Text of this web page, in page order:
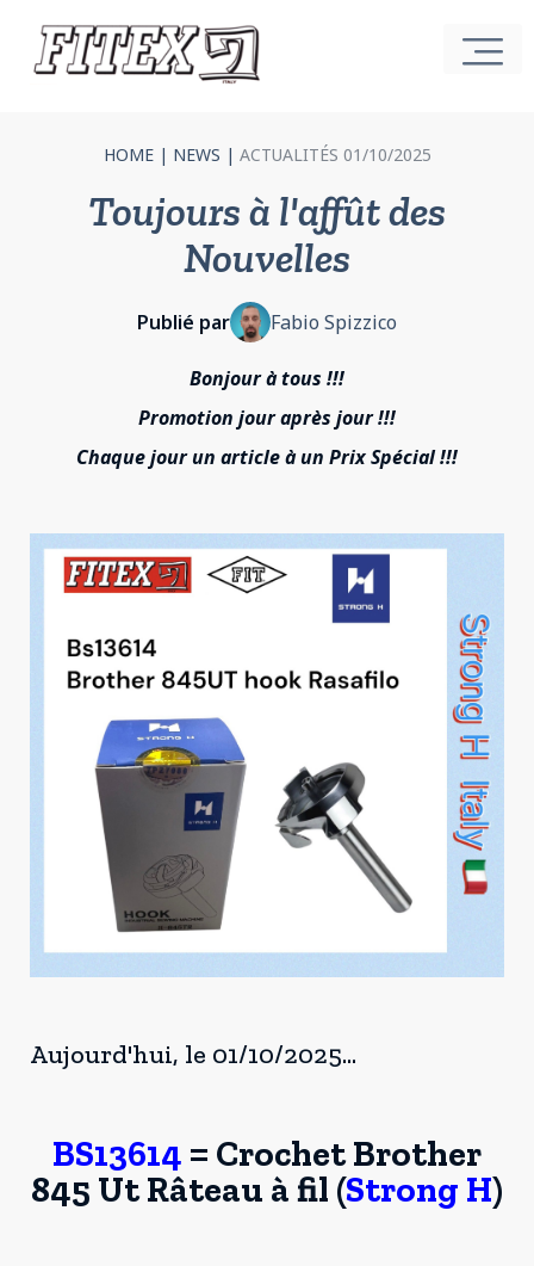
HOME| NEWS | ACTUALITÉS 01/10/2025
Toujours à l'affût des
Nouvelles
Publié par Fabio Spizzico
Bonjour à tous !!!
Promotion jour après jour !!!
Chaque jour un article à un Prix Spécial !!!
Aujourd'hui, le 01/10/2025...
BS13614 = Crochet Brother
845 Ut Râteau à fil (Strong H)